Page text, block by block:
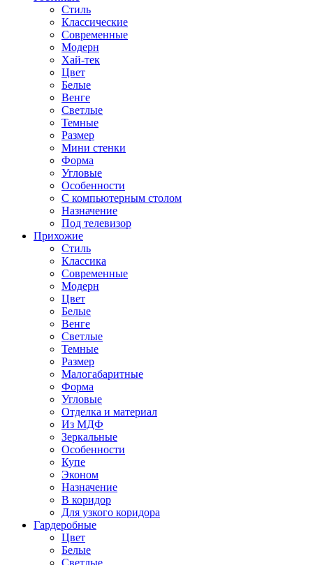
Стиль
Классические
Современные
Модерн
Хай-тек
Цвет
Белые
Венге
Светлые
Темные
Размер
Мини стенки
Форма
Угловые
Особенности
С компьютерным столом
Назначение
Под телевизор
Прихожие
Стиль
Классика
Современные
Модерн
Цвет
Белые
Венге
Светлые
Темные
Размер
Малогабаритные
Форма
Угловые
Отделка и материал
Из МДФ
Зеркальные
Особенности
Купе
Эконом
Назначение
В коридор
Для узкого коридора
Гардеробные
Цвет
Белые
Светлые